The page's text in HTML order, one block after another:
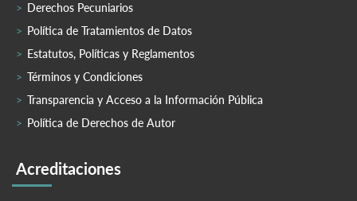
Derechos Pecuniarios
Política de Tratamientos de Datos
Estatutos, Políticas y Reglamentos
Términos y Condiciones
Transparencia y Acceso a la Información Pública
Política de Derechos de Autor
Acreditaciones